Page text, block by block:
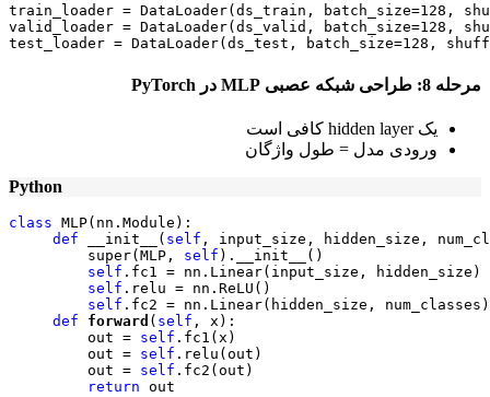
train_loader = DataLoader(ds_train, batch_size=128,
valid_loader = DataLoader(ds_valid, batch_size=128,
test_loader = DataLoader(ds_test, batch_size=128,
مرحله 8: طراحی شبکه عصبی در
یک hidden layer کافی است
ورودی مدل = طول واژگان
Python
class MLP(nn.Module):
def __init__( self , input_size, hidden_size,
         super(MLP,
self ).__init__()
self .fc1 = nn.Linear(input_size, hidden_size)
self .relu = nn.ReLU()
self .fc2 = nn.Linear(hidden_size, num_classes)
def
forward ( self , x):
         out =
self .fc1(x)
         out =
self .relu(out)
         out =
self .fc2(out)
return out